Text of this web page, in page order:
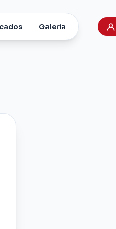
Galeria